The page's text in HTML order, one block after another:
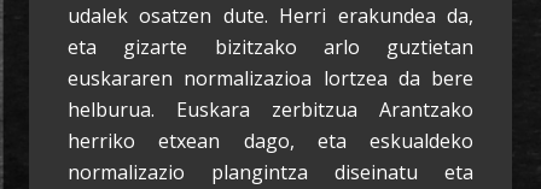
udalek osatzen dute. Herri erakundea da,
eta gizarte bizitzako arlo guztietan
euskararen normalizazioa lortzea da bere
helburua. Euskara zerbitzua Arantzako
herriko etxean dago, eta eskualdeko
normalizazio plangintza diseinatu eta